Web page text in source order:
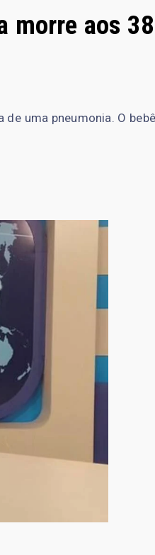
morre aos 38
uma pneumonia. O bebê